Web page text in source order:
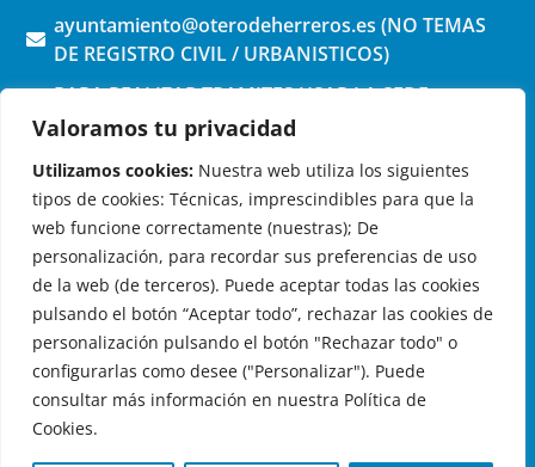
Valoramos tu privacidad
Utilizamos cookies: Nuestra web utiliza los siguientes
tipos de cookies: Técnicas, imprescindibles para que la
web funcione correctamente (nuestras); De
personalización, para recordar sus preferencias de uso
de la web (de terceros). Puede aceptar todas las cookies
pulsando el botón “Aceptar todo”, rechazar las cookies de
personalización pulsando el botón "Rechazar todo" o
configurarlas como desee ("Personalizar"). Puede
consultar más información en nuestra Política de
Cookies.
ayuntamiento@oterodeherreros.es (NO TEMAS
DE REGISTRO CIVIL / URBANISTICOS)
PARA REALIZAR TRAMITES USAR LA SEDE
ELECTRONICA (pinchar aquí)
OTERO DE HERREROS EN LAS REDES
© 2026 Ayuntamiento de Otero de Herreros